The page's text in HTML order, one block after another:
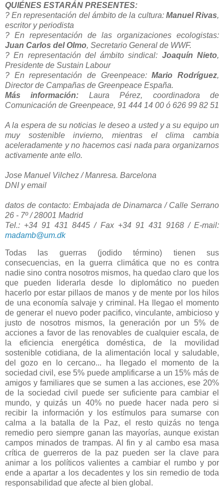
QUIÉNES ESTARÁN PRESENTES:
? En representación del ámbito de la cultura:Manuel Rivas,
escritor y periodista
? En representación de las organizaciones ecologistas:
Juan Carlos del Olmo, Secretario General de WWF.
? En representación del ámbito sindical: Joaquín Nieto,
Presidente de Sustain Labour
? En representación de Greenpeace:Mario Rodríguez,
Director de Campañas de Greenpeace España.
Más información: Laura Pérez, coordinadora de
Comunicación de Greenpeace, 91 444 14 00 ó 626 99 82 51
A la espera de su noticias le deseo a usted y a su equipo un
muy sostenible invierno, mientras el clima cambia
aceleradamente y no hacemos casi nada para organizarnos
activamente ante ello.
Jose Manuel Vilchez / Manresa. Barcelona
DNI y email
datos de contacto: Embajada de Dinamarca / Calle Serrano
26 - 7º / 28001 Madrid
Tel.: +34 91 431 8445 / Fax +34 91 431 9168 / E-mail:
madamb@um.dk
Todas las guerras (jodido término) tienen sus
consecuencias, en la guerra climática que no es contra
nadie sino contra nosotros mismos, ha quedao claro que los
que pueden liderarla desde lo diplomático no pueden
hacerlo por estar pillaos de manos y de mente por los hilos
de una economía salvaje y criminal. Ha llegao el momento
de generar el nuevo poder pacifico, vinculante, ambicioso y
justo de nosotros mismos, la generación por un 5% de
acciones a favor de las renovables de cualquier escala, de
la eficiencia energética doméstica, de la movilidad
sostenible cotidiana, de la alimentación local y saludable,
del gozo en lo cercano... ha llegado el momento de la
sociedad civil, ese 5% puede amplificarse a un 15% más de
amigos y familiares que se sumen a las acciones, ese 20%
de la sociedad civil puede ser suficiente para cambiar el
mundo, y quizás un 40% no puede hacer nada pero si
recibir la información y los estímulos para sumarse con
calma a la batalla de la Paz, el resto quizás no tenga
remedio pero siempre ganan las mayorías, aunque existan
campos minados de trampas. Al fin y al cambo esa masa
crítica de guerreros de la paz pueden ser la clave para
animar a los políticos valientes a cambiar el rumbo y por
ende a apartar a los decadentes y los sin remedio de toda
responsabilidad que afecte al bien global.